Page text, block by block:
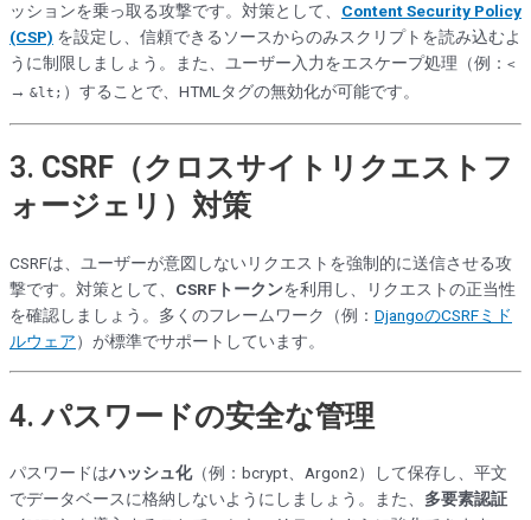
ッションを乗っ取る攻撃です。対策として、 Content Security Policy
(CSP) を設定し、信頼できるソースからのみスクリプトを読み込むよ
うに制限しましょう。また、ユーザー入力をエスケープ処理（例： <
→ &lt; ）することで、HTMLタグの無効化が可能です。
3. CSRF（クロスサイトリクエストフ
ォージェリ）対策
CSRFは、ユーザーが意図しないリクエストを強制的に送信させる攻
撃です。対策として、 CSRFトークンを利用し、リクエストの正当性
を確認しましょう。多くのフレームワーク（例： DjangoのCSRFミド
ルウェア）が標準でサポートしています。
4.パスワードの安全な管理
パスワードはハッシュ化（例：bcrypt、Argon2）して保存し、平文
でデータベースに格納しないようにしましょう。また、 多要素認証